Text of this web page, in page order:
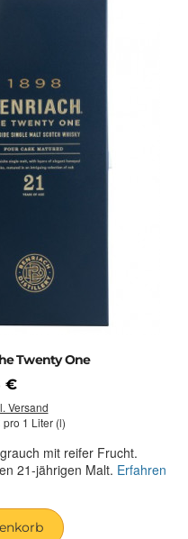
Twenty One
€
Versand
pro 1 Liter (l)
mit reifer Frucht.
21-jährigen Malt. Erfahren